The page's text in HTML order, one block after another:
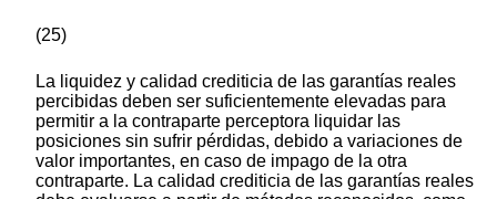
(25)
La liquidez y calidad crediticia de las garantías reales
percibidas deben ser suficientemente elevadas para
permitir a la contraparte perceptora liquidar las
posiciones sin sufrir pérdidas, debido a variaciones de
valor importantes, en caso de impago de la otra
contraparte. La calidad crediticia de las garantías reales